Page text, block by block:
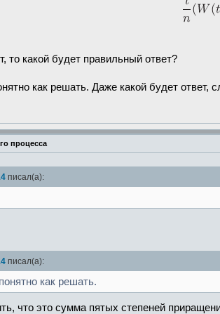
то какой будет правильный ответ?
как решать. Даже какой будет
процесса
писал(а):
писал(а):
как решать.
что это сумма пятых степеней